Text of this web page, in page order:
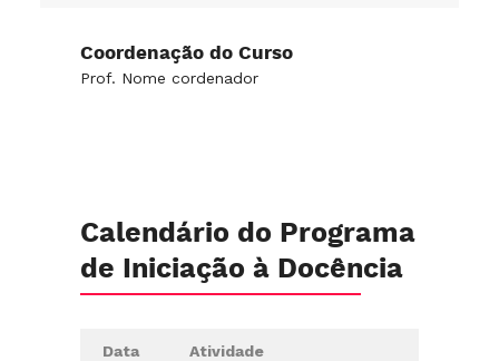
Coordenação do Curso
Prof. Nome cordenador
Calendário do Programa
de Iniciação à Docência
Data Atividade